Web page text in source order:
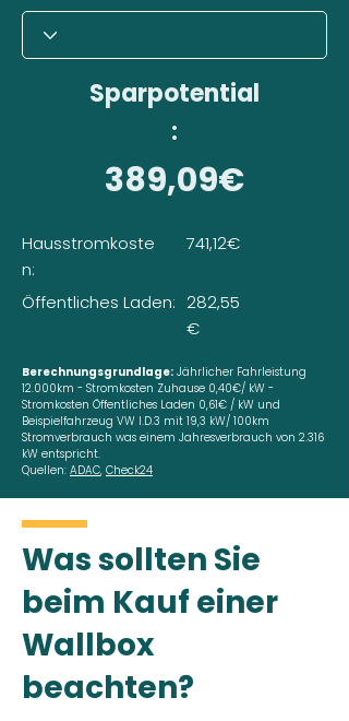
Sparpotential
:
389,09€
Hausstromkoste
n:
Öffentliches Laden:
741,12€
282,55
€
Berechnungsgrundlage: Jährlicher Fahrleistung
12.000km - Stromkosten Zuhause 0,40€/ kW -
Stromkosten Öffentliches Laden 0,61€ / kW und
Beispielfahrzeug VW I.D.3 mit 19,3 kW/ 100km
Stromverbrauch was einem Jahresverbrauch von 2.316
kW entspricht.
Quellen: ADAC, Check24
Was sollten Sie
beim Kauf einer
Wallbox
beachten?